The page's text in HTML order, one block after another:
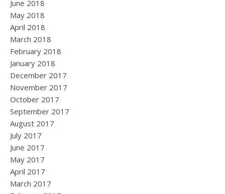
June 2018
May 2018
April 2018
March 2018
February 2018
January 2018
December 2017
November 2017
October 2017
September 2017
August 2017
July 2017
June 2017
May 2017
April 2017
March 2017